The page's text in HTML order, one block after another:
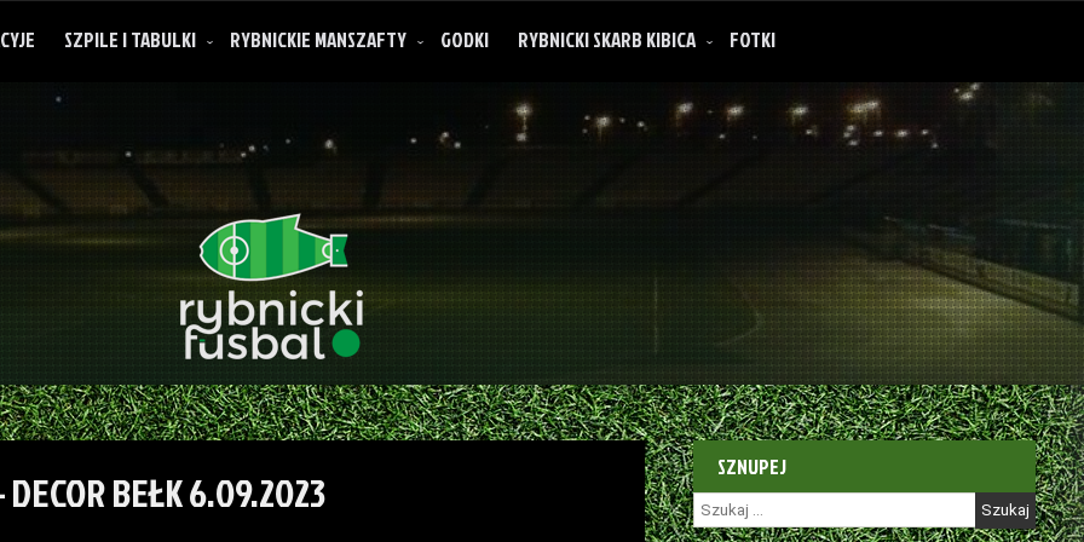
SZPILE I TABULKI RYBNICKIE MANSZAFTY GODKI RYBNICKI SKARB KIBICA FOTKI
O rybnickich manszaftach
DECOR BEŁK 6.09.2023 SZNUPEJ
Szukaj: